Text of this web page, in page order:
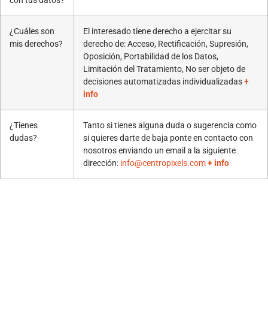
¿Cuáles son
mis derechos?
El interesado tiene derecho a ejercitar su
derecho de: Acceso, Rectificación, Supresión,
Oposición, Portabilidad de los Datos,
Limitación del Tratamiento, No ser objeto de
decisiones automatizadas individualizadas+
info
¿Tienes
dudas?
Tanto si tienes alguna duda o sugerencia como
si quieres darte de baja ponte en contacto con
nosotros enviando un email a la siguiente
dirección: info@centropixels.com+ info